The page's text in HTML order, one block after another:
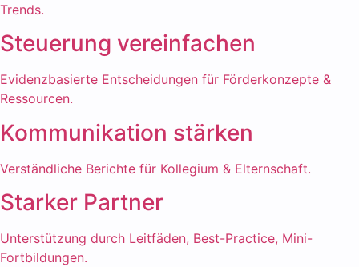
Trends.
Steuerung vereinfachen
Evidenzbasierte Entscheidungen für Förderkonzepte &
Ressourcen.
Kommunikation stärken
Verständliche Berichte für Kollegium & Elternschaft.
Starker Partner
Unterstützung durch Leitfäden, Best-Practice, Mini-
Fortbildungen.